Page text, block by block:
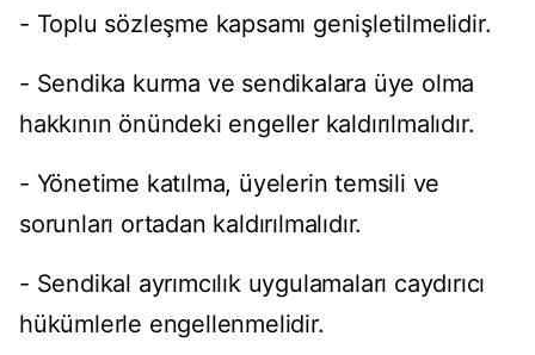
- Toplu sözleşme kapsamı genişletilmelidir.
- Sendika kurma ve sendikalara üye olma
hakkının önündeki engeller kaldırılmalıdır.
- Yönetime katılma, üyelerin temsili ve
sorunları ortadan kaldırılmalıdır.
- Sendikal ayrımcılık uygulamaları caydırıcı
hükümlerle engellenmelidir.